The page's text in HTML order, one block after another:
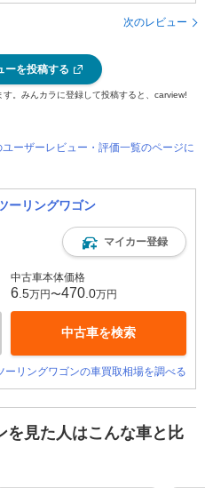
次のレビュー
ーを投稿する
。みんカラに登録して投稿すると、carview!
ーザーレビュー・評価一覧のページに
ーリングワゴン
マイカー登録
中古車本体価格
6 .5万円〜470 .0万円
中古車を検索
ーリングワゴンの車買取相場を調べる
を見た人はこんな車と比